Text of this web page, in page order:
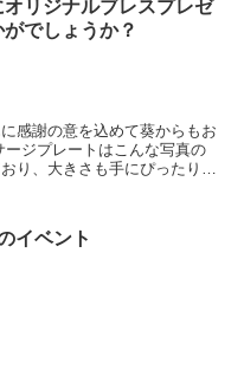
オリジナルブレスプレゼ
がでしょうか？
感謝の意を込めて葵からもお
り、大きさも手にぴったりと
イベント